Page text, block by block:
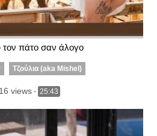
τον πάτο σαν άλογο
Τζούλια (aka Mishel)
views - 25:43